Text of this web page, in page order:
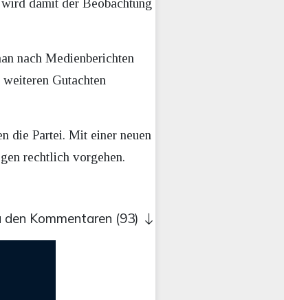
damit der Beobachtung
nach Medienberichten
Gutachten
die Partei. Mit einer neuen
rechtlich vorgehen.
den Kommentaren (93)